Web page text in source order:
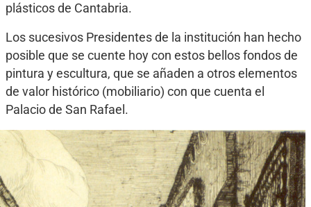
plásticos de Cantabria.
Los sucesivos Presidentes de la institución han hecho
posible que se cuente hoy con estos bellos fondos de
pintura y escultura, que se añaden a otros elementos
de valor histórico (mobiliario) con que cuenta el
Palacio de San Rafael.